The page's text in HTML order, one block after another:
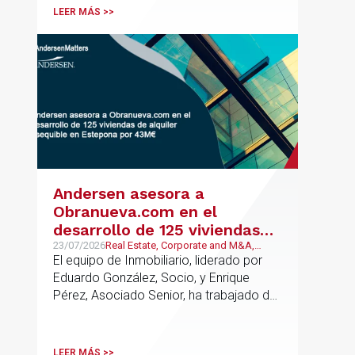
profesionales clave del sector.
LEER MÁS >>
Andersen asesora a
Obranueva.com en el
desarrollo de 125 viviendas
de alquiler asequible en
Estepona por 43M€
23/07/2026Real Estate, Corporate and M&A,
Público y Regulatorio
El equipo de Inmobiliario, liderado por
Eduardo González, Socio, y Enrique
Pérez, Asociado Senior, ha trabajado de
Cañadas, Socio y Teresa García,
LEER MÁS >>